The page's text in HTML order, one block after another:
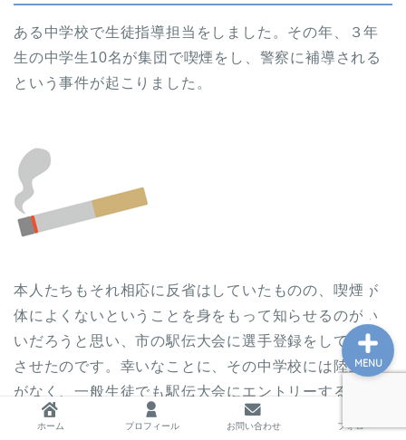
ある中学校で生徒指導担当をしました。その年、３年
生の中学生10名が集団で喫煙をし、警察に補導される
という事件が起こりました。
本人たちもそれ相応に反省はしていたものの、喫煙が
体によくないということを身をもって知らせるのがい
いだろうと思い、市の駅伝大会に選手登録をして参加
させたのです。幸いなことに、その中学校には陸上部
がなく、一般生徒でも駅伝大会にエントリーすること
が可能だったのです。
ホーム プロフィール お問い合わせ フォロー
MENU